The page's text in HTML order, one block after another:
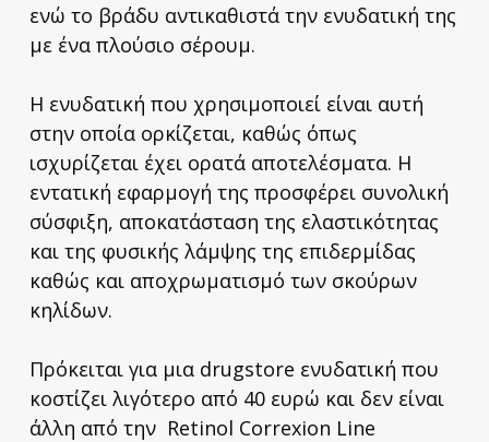
ενώ το βράδυ αντικαθιστά την ενυδατική της
με ένα πλούσιο σέρουμ.
Η ενυδατική που χρησιμοποιεί είναι αυτή
στην οποία ορκίζεται, καθώς όπως
ισχυρίζεται έχει ορατά αποτελέσματα. Η
εντατική εφαρμογή της προσφέρει συνολική
σύσφιξη, αποκατάσταση της ελαστικότητας
και της φυσικής λάμψης της επιδερμίδας
καθώς και αποχρωματισμό των σκούρων
κηλίδων.
Πρόκειται για μια drugstore ενυδατική που
κοστίζει λιγότερο από 40 ευρώ και δεν είναι
άλλη από την Retinol Correxion Line